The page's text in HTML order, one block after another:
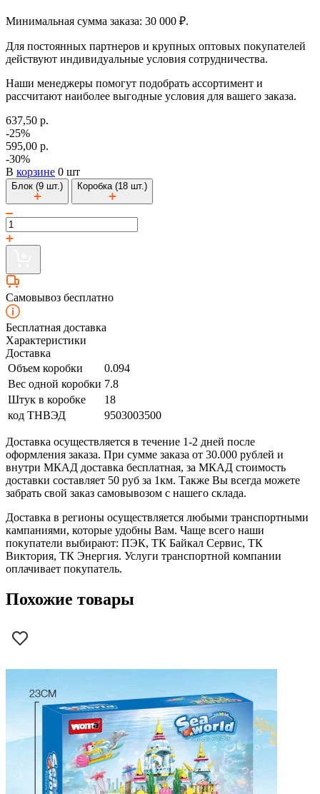
Минимальная сумма заказа: 30 000 ₽.
Для постоянных партнеров и крупных оптовых покупателей
действуют индивидуальные условия сотрудничества.
Наши менеджеры помогут подобрать ассортимент и
рассчитают наиболее выгодные условия для вашего заказа.
637,50 р.
-25%
595,00 р.
-30%
В корзине 0 шт
Блок (9 шт.) Коробка (18 шт.)
Самовывоз бесплатно
Бесплатная доставка
Характеристики
Доставка
Объем коробки
0.094
Вес одной коробки 7.8
Штук в коробке
18
код ТНВЭД
9503003500
Доставка осуществляется в течение 1-2 дней после
оформления заказа. При сумме заказа от 30.000 рублей и
внутри МКАД доставка бесплатная, за МКАД стоимость
доставки составляет 50 руб за 1км. Также Вы всегда можете
забрать свой заказ самовывозом с нашего склада.
Доставка в регионы осуществляется любыми транспортными
кампаниями, которые удобны Вам. Чаще всего наши
покупатели выбирают: ПЭК, ТК Байкал Сервис, ТК
Виктория, ТК Энергия. Услуги транспортной компании
оплачивает покупатель.
Похожие товары